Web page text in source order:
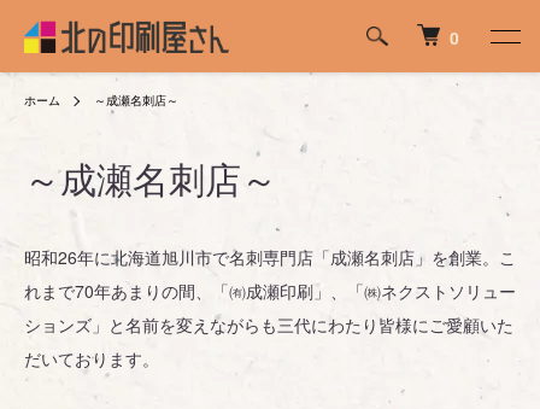
0
ホーム ～成瀬名刺店～
～成瀬名刺店～
昭和26年に北海道旭川市で名刺専門店「成瀬名刺店」を創業。こ
れまで70年あまりの間、「㈲成瀬印刷」、「㈱ネクストソリュー
ションズ」と名前を変えながらも三代にわたり皆様にご愛顧いた
だいております。